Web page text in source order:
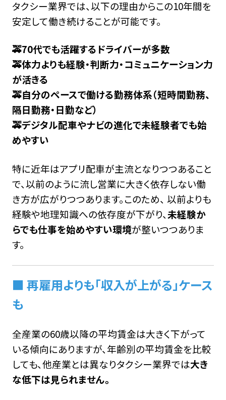
タクシー業界では、以下の理由からこの10年間を
安定して働き続けることが可能です。
🚕70代でも活躍するドライバーが多数
🚕体力よりも経験・判断力・コミュニケーション力
が活きる
🚕自分のペースで働ける勤務体系（短時間勤務、
隔日勤務・日勤など）
🚕デジタル配車やナビの進化で未経験者でも始
めやすい
特に近年はアプリ配車が主流となりつつあること
で、以前のように流し営業に大きく依存しない働
き方が広がりつつあります。このため、 以前よりも
経験や地理知識への依存度が下がり、未経験か
らでも仕事を始めやすい環境が整いつつありま
す。
■ 再雇用よりも「収入が上がる」ケース
も
全産業の60歳以降の平均賃金は大きく下がって
いる傾向にありますが、年齢別の平均賃金を比較
しても、他産業とは異なりタクシー業界では大き
な低下は見られません。